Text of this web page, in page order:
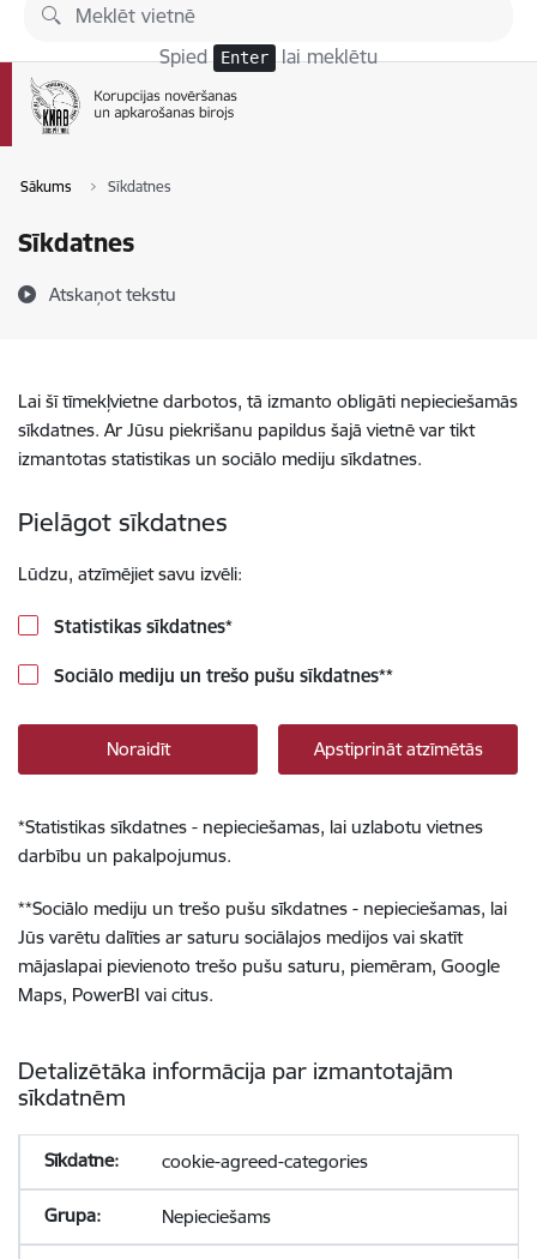
Pāriet uz lapas saturu
Spied Enter lai meklētu
Sākums Sīkdatnes
Sīkdatnes
Atskaņot tekstu
Lai šī tīmekļvietne darbotos, tā izmanto obligāti nepieciešamās
sīkdatnes. Ar Jūsu piekrišanu papildus šajā vietnē var tikt
izmantotas statistikas un sociālo mediju sīkdatnes.
Pielāgot sīkdatnes
Lūdzu, atzīmējiet savu izvēli:
Statistikas sīkdatnes*
Sociālo mediju un trešo pušu sīkdatnes**
Noraidīt Apstiprināt atzīmētās
*Statistikas sīkdatnes - nepieciešamas, lai uzlabotu vietnes
darbību un pakalpojumus.
**Sociālo mediju un trešo pušu sīkdatnes - nepieciešamas, lai
Jūs varētu dalīties ar saturu sociālajos medijos vai skatīt
mājaslapai pievienoto trešo pušu saturu, piemēram, Google
Maps, PowerBI vai citus.
Detalizētāka informācija par izmantotajām
sīkdatnēm
cookie-agreed-categories
Nepieciešams